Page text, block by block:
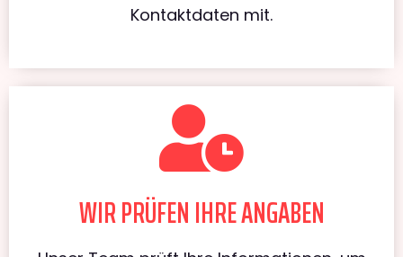
Kontaktdaten mit.
WIR PRÜFEN IHRE ANGABEN